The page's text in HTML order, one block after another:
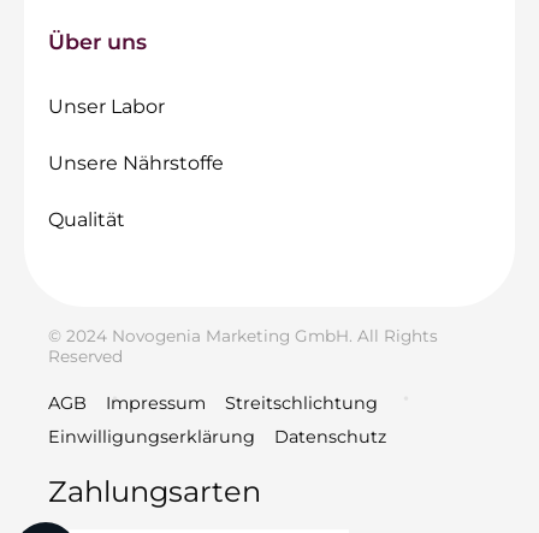
Über uns
Unser Labor
Unsere Nährstoffe
Qualität
© 2024 Novogenia Marketing GmbH. All Rights
Reserved
AGB Impressum
Streitschlichtung
Einwilligungserklärung
Datenschutz
Zahlungsarten